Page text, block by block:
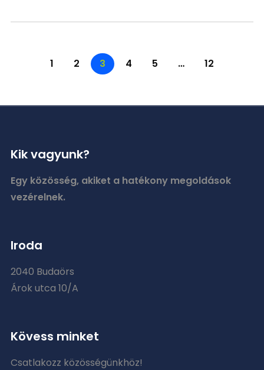
1 2 3 4 5 … 12
Kik vagyunk?
Egy közösség, akiket a hatékony megoldások
vezérelnek.
Iroda
2040 Budaörs
Árok utca 10/A
Kövess minket
Csatlakozz közösségünkhöz!